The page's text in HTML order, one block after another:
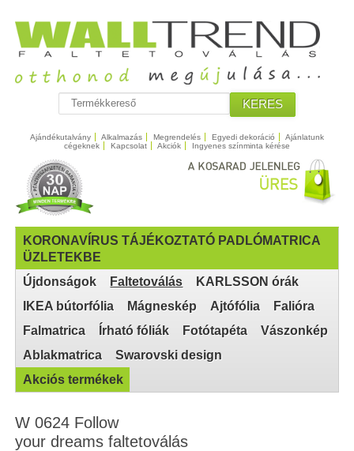
KERES
Ajándékutalvány Alkalmazás Megrendelés Egyedi dekoráció
Ajánlatunk
cégeknek
Kapcsolat Akciók Ingyenes színminta kérése
KORONAVÍRUS TÁJÉKOZTATÓ PADLÓMATRICA
ÜZLETEKBE
Újdonságok
Faltetoválás
KARLSSON órák
IKEA bútorfólia
Mágneskép Ajtófólia
Falióra
Falmatrica
Írható fóliák Fotótapéta
Vászonkép
Ablakmatrica
Swarovski design
Akciós termékek
W 0624 Follow
your dreams faltetoválás